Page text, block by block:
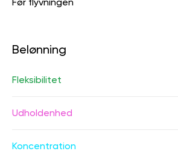
Belønning
Fleksibilitet
Udholdenhed
Koncentration